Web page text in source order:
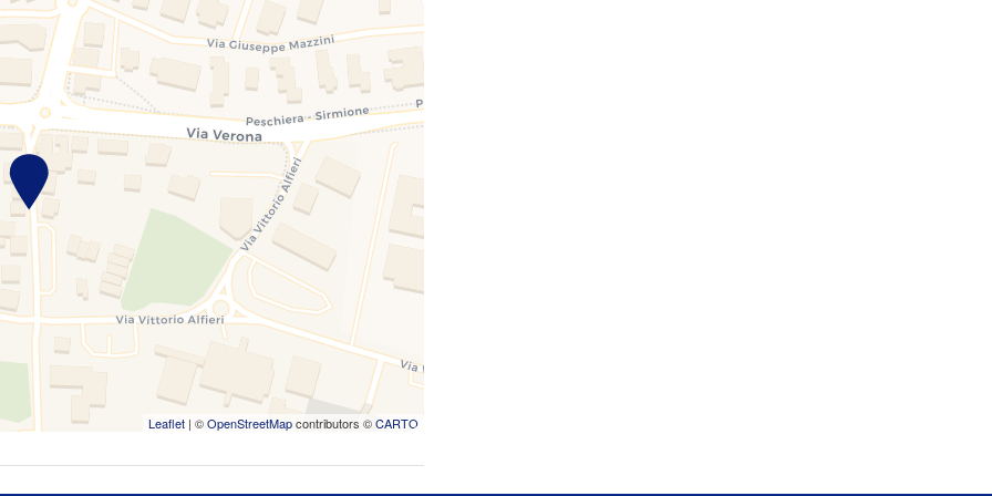
Leaflet | ©OpenStreetMapcontributors ©CARTO